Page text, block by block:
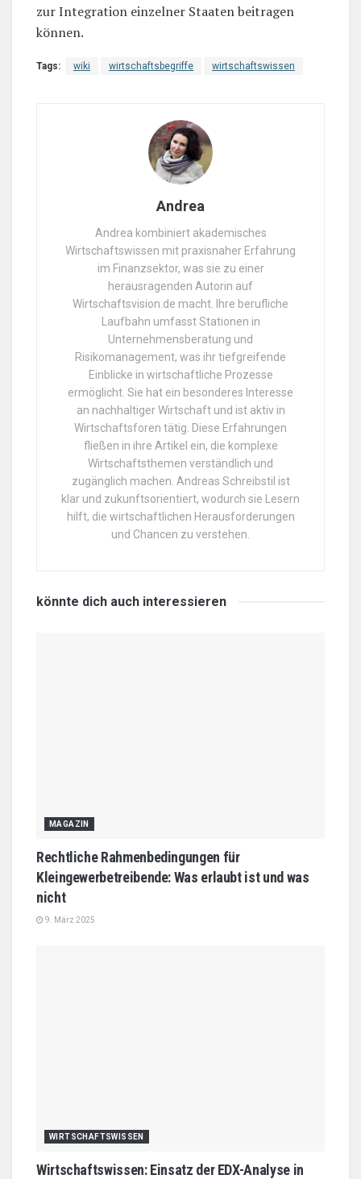
zur Integration einzelner Staaten beitragen
können.
Tags: wiki wirtschaftsbegriffe wirtschaftswissen
Andrea
Andrea kombiniert akademisches
Wirtschaftswissen mit praxisnaher Erfahrung
im Finanzsektor, was sie zu einer
herausragenden Autorin auf
Wirtschaftsvision.de macht. Ihre berufliche
Laufbahn umfasst Stationen in
Unternehmensberatung und
Risikomanagement, was ihr tiefgreifende
Einblicke in wirtschaftliche Prozesse
ermöglicht. Sie hat ein besonderes Interesse
an nachhaltiger Wirtschaft und ist aktiv in
Wirtschaftsforen tätig. Diese Erfahrungen
fließen in ihre Artikel ein, die komplexe
Wirtschaftsthemen verständlich und
zugänglich machen. Andreas Schreibstil ist
klar und zukunftsorientiert, wodurch sie Lesern
hilft, die wirtschaftlichen Herausforderungen
und Chancen zu verstehen.
könnte dich auch interessieren
MAGAZIN
Rechtliche Rahmenbedingungen für
Kleingewerbetreibende: Was erlaubt ist und was
nicht
9. März 2025
WIRTSCHAFTSWISSEN
Wirtschaftswissen: Einsatz der EDX-Analyse in